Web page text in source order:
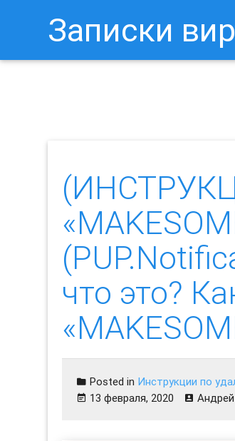
Записки
что это?
Posted in Инструкции по
13 февраля, 2020